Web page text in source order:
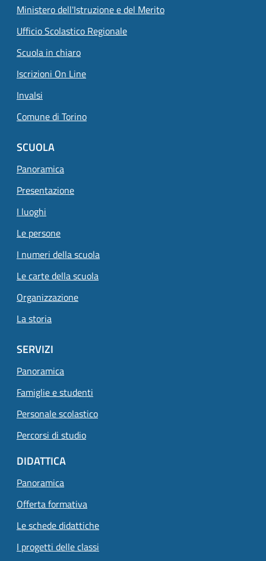
Ministero dell'Istruzione e del Merito
Ufficio Scolastico Regionale
Scuola in chiaro
Iscrizioni On Line
Invalsi
Comune di Torino
SCUOLA
Panoramica
Presentazione
I luoghi
Le persone
I numeri della scuola
Le carte della scuola
Organizzazione
La storia
SERVIZI
Panoramica
Famiglie e studenti
Personale scolastico
Percorsi di studio
DIDATTICA
Panoramica
Offerta formativa
Le schede didattiche
I progetti delle classi